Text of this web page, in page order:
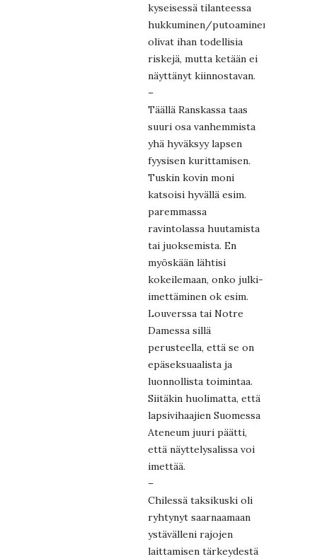
kyseisessä tilanteessa
hukkuminen/putoaminen
olivat ihan todellisia
riskejä, mutta ketään ei
näyttänyt kiinnostavan.
–
Täällä Ranskassa taas
suuri osa vanhemmista
yhä hyväksyy lapsen
fyysisen kurittamisen.
Tuskin kovin moni
katsoisi hyvällä esim.
paremmassa
ravintolassa huutamista
tai juoksemista. En
myöskään lähtisi
kokeilemaan, onko julki-
imettäminen ok esim.
Louverssa tai Notre
Damessa sillä
perusteella, että se on
epäseksuaalista ja
luonnollista toimintaa.
Siitäkin huolimatta, että
lapsivihaajien Suomessa
Ateneum juuri päätti,
että näyttelysalissa voi
imettää.
–
Chilessä taksikuski oli
ryhtynyt saarnaamaan
ystävälleni rajojen
laittamisen tärkeydestä